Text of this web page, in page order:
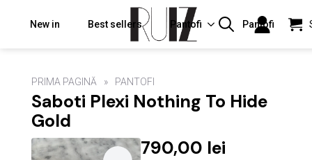
New in Best sellers Pantofi Pantofi
PRIMA PAGINĂ PANTOFI
Saboti Plexi Nothing To Hide
Gold
790,00 lei